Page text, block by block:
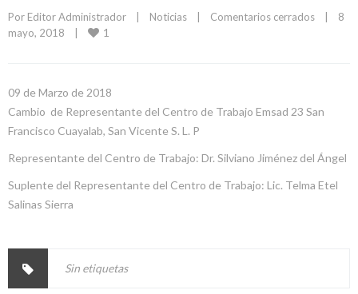
Por Editor Administrador | Noticias | Comentarios cerrados |
8
mayo, 2018
| 1
09 de Marzo de 2018
Cambio de Representante del Centro de Trabajo Emsad 23 San
Francisco Cuayalab, San Vicente S. L. P
Representante del Centro de Trabajo: Dr. Silviano Jiménez del Ángel
Suplente del Representante del Centro de Trabajo: Lic. Telma Etel
Salinas Sierra
Sin etiquetas